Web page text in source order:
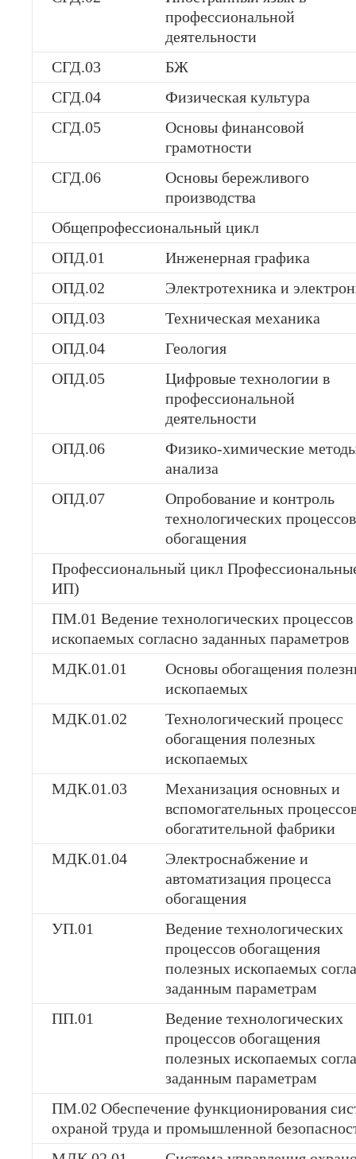
профессиональной
деятельности
СГД.03
БЖ
СГД.04
Физическая культура
СГД.05
Основы финансовой
грамотности
СГД.06
Основы бережливого
производства
Общепрофессиональный цикл
ОПД.01
Инженерная графика
ОПД.02
Электротехника и
ОПД.03
Техническая механика
ОПД.04
Геология
ОПД.05
Цифровые технологии в
профессиональной
деятельности
ОПД.06
Физико-химические
анализа
ОПД.07
Опробование и контроль
технологических процессов
обогащения
Профессиональный цикл
ИП)
ПМ.01 Ведение технологических
ископаемых согласно заданных параметров
МДК.01.01
Основы обогащения
ископаемых
МДК.01.02
Технологический процесс
обогащения полезных
ископаемых
МДК.01.03
Механизация основных и
вспомогательных
обогатительной фабрики
МДК.01.04
Электроснабжение и
автоматизация процесса
обогащения
УП.01
Ведение технологических
процессов обогащения
полезных ископаемых
заданным параметрам
ПП.01
Ведение технологических
процессов обогащения
полезных ископаемых
заданным параметрам
ПМ.02 Обеспечение функционирования
охраной труда и промышленной